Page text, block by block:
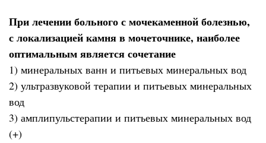
При лечении больного с мочекаменной болезнью,
с локализацией камня в мочеточнике, наиболее
оптимальным является сочетание
1) минеральных ванн и питьевых минеральных вод
2) ультразвуковой терапии и питьевых минеральных
вод
3) амплипульстерапии и питьевых минеральных вод
(+)